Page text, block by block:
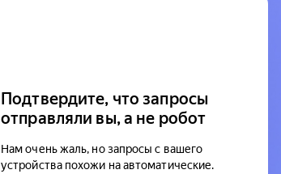
Подтвердите, что запросы
отправляли вы, а не робот
Нам очень жаль, но запросы с вашего
устройства похожи на автоматические.